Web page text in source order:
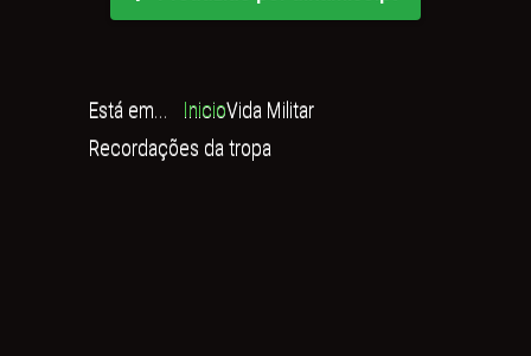
Está em... InicioVida Militar
Recordações da tropa